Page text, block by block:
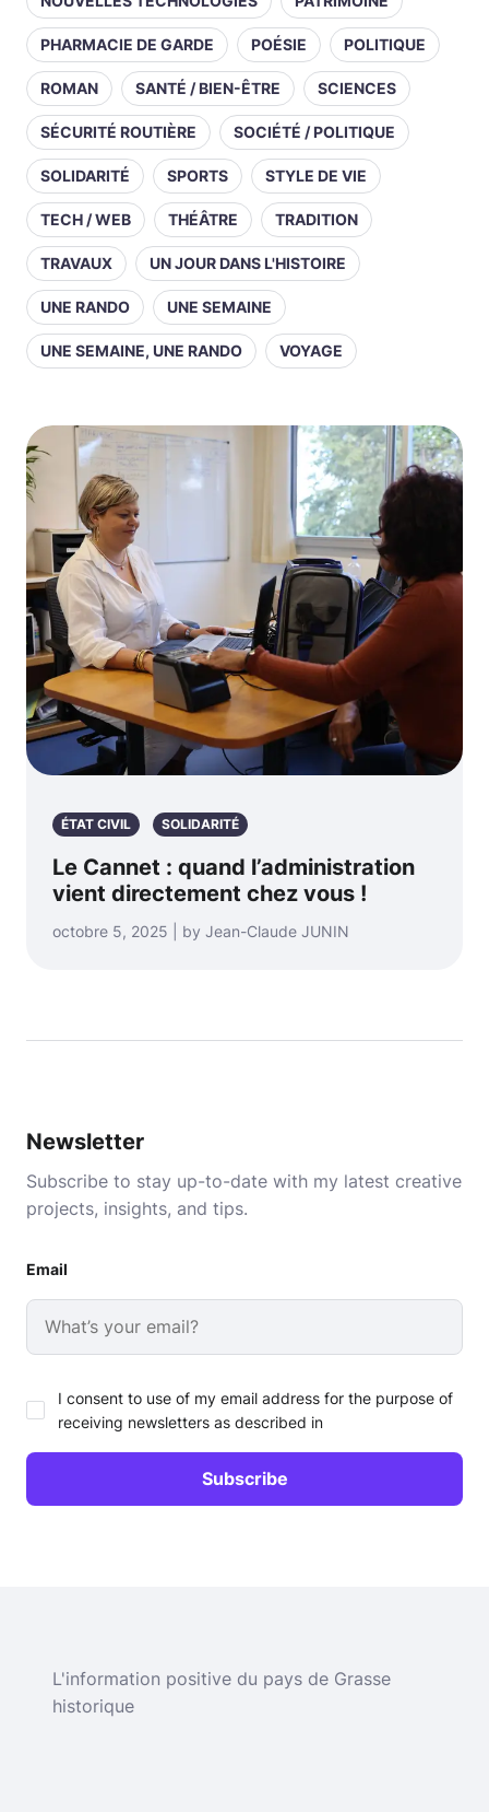
PHARMACIE DE GARDE POÉSIE POLITIQUE
ROMAN SANTÉ / BIEN-ÊTRE SCIENCES
SÉCURITÉ ROUTIÈRE SOCIÉTÉ / POLITIQUE
SOLIDARITÉ SPORTS STYLE DE VIE
TECH / WEB THÉÂTRE TRADITION
TRAVAUX UN JOUR DANS L'HISTOIRE
UNE RANDO UNE SEMAINE
UNE SEMAINE, UNE RANDO VOYAGE
ÉTAT CIVIL SOLIDARITÉ
Le Cannet : quand l’administration
vient directement chez vous !
octobre 5, 2025 | by Jean-Claude JUNIN
Newsletter
Subscribe to stay up-to-date with my latest creative
projects, insights, and tips.
Email
I consent to use of my email address for the purpose of
receiving newsletters as described in
L'information positive du pays de Grasse
historique